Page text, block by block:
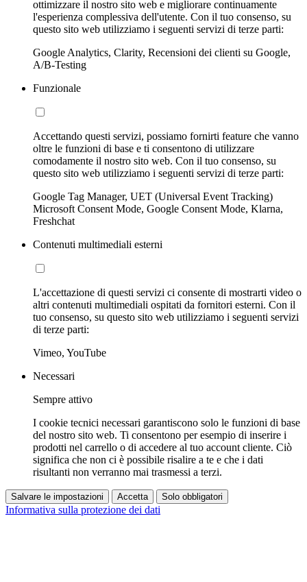
ottimizzare il nostro sito web e migliorare continuamente
l'esperienza complessiva dell'utente. Con il tuo consenso, su
questo sito web utilizziamo i seguenti servizi di terze parti:
Google Analytics, Clarity, Recensioni dei clienti su Google,
A/B-Testing
Funzionale
Accettando questi servizi, possiamo fornirti feature che vanno
oltre le funzioni di base e ti consentono di utilizzare
comodamente il nostro sito web. Con il tuo consenso, su
questo sito web utilizziamo i seguenti servizi di terze parti:
Google Tag Manager, UET (Universal Event Tracking)
Microsoft Consent Mode, Google Consent Mode, Klarna,
Freshchat
Contenuti multimediali esterni
L'accettazione di questi servizi ci consente di mostrarti video o
altri contenuti multimediali ospitati da fornitori esterni. Con il
tuo consenso, su questo sito web utilizziamo i seguenti servizi
di terze parti:
Vimeo, YouTube
Necessari
Sempre attivo
I cookie tecnici necessari garantiscono solo le funzioni di base
del nostro sito web. Ti consentono per esempio di inserire i
prodotti nel carrello o di accedere al tuo account cliente. Ciò
significa che non ci è possibile risalire a te e che i dati
risultanti non verranno mai trasmessi a terzi.
Salvare le impostazioni Accetta Solo obbligatori
Informativa sulla protezione dei dati